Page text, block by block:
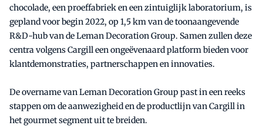
chocolade, een proeffabriek en een zintuiglijk laboratorium, is
gepland voor begin 2022, op 1,5 km van de toonaangevende
R&D-hub van de Leman Decoration Group. Samen zullen deze
centra volgens Cargill een ongeëvenaard platform bieden voor
klantdemonstraties, partnerschappen en innovaties.
De overname van Leman Decoration Group past in een reeks
stappen om de aanwezigheid en de productlijn van Cargill in
het gourmet segment uit te breiden.